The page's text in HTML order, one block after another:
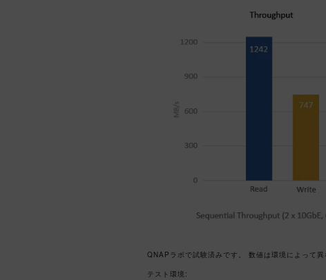
QNAPラボで試験済みです。 数値は環境によって異
テスト環境: